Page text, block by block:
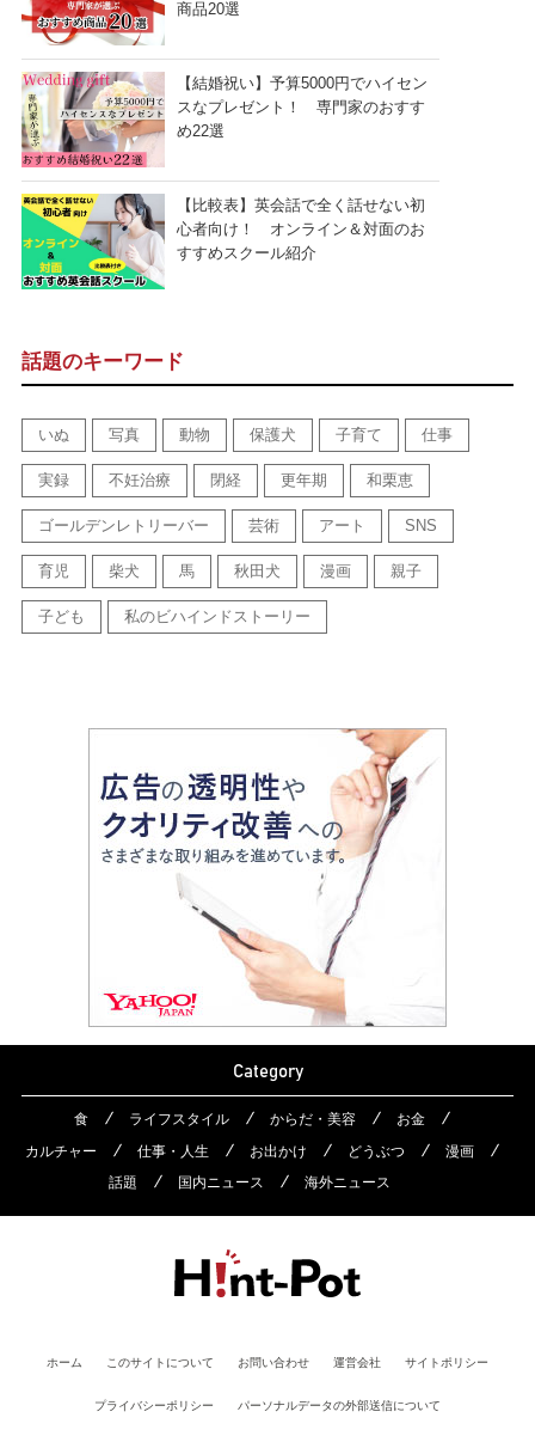
商品20選
【結婚祝い】予算5000円でハイセン
スなプレゼント！ 専門家のおすす
め22選
【比較表】英会話で全く話せない初
心者向け！ オンライン＆対面のお
すすめスクール紹介
話題のキーワード
いぬ 写真 動物 保護犬 子育て 仕事
実録 不妊治療 閉経 更年期 和栗恵
ゴールデンレトリーバー 芸術 アート SNS
育児 柴犬 馬 秋田犬 漫画 親子
子ども 私のビハインドストーリー
Category
食 ライフスタイル からだ・美容
お金
カルチャー
仕事・人生 お出かけ どうぶつ
漫画
話題
国内ニュース 海外ニュース
ホーム このサイトについて お問い合わせ 運営会社 サイトポリシー
プライバシーポリシー パーソナルデータの外部送信について